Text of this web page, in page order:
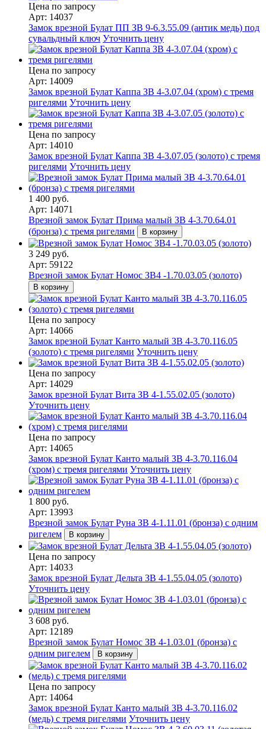
Цена по запросу
Арт: 14037
Замок врезной Булат ПП ЗВ 9-6.3.55.09 (антик медь) под
сувальдный ключ Уточнить цену
Цена по запросу
Арт: 14009
Замок врезной Булат Каппа ЗВ 4-3.07.04 (хром) с тремя
ригелями Уточнить цену
Цена по запросу
Арт: 14010
Замок врезной Булат Каппа ЗВ 4-3.07.05 (золото) с тремя
ригелями Уточнить цену
1 400 руб.
Арт: 14071
Врезной замок Булат Прима малый ЗВ 4-3.70.64.01
(бронза) с тремя ригелями
В корзину
3 249 руб.
Арт: 59122
Врезной замок Булат Номос ЗВ4 -1.70.03.05 (золото)
В корзину
Цена по запросу
Арт: 14066
Замок врезной Булат Канто малый ЗВ 4-3.70.116.05
(золото) с тремя ригелями Уточнить цену
Цена по запросу
Арт: 14029
Замок врезной Булат Вита ЗВ 4-1.55.02.05 (золото)
Уточнить цену
Цена по запросу
Арт: 14065
Замок врезной Булат Канто малый ЗВ 4-3.70.116.04
(хром) с тремя ригелями Уточнить цену
1 800 руб.
Арт: 13993
Врезной замок Булат Руна ЗВ 4-1.11.01 (бронза) с одним
ригелем
В корзину
Цена по запросу
Арт: 14033
Замок врезной Булат Дельта ЗВ 4-1.55.04.05 (золото)
Уточнить цену
3 608 руб.
Арт: 12189
Врезной замок Булат Номос ЗВ 4-1.03.01 (бронза) с
одним ригелем
В корзину
Цена по запросу
Арт: 14064
Замок врезной Булат Канто малый ЗВ 4-3.70.116.02
(медь) с тремя ригелями Уточнить цену